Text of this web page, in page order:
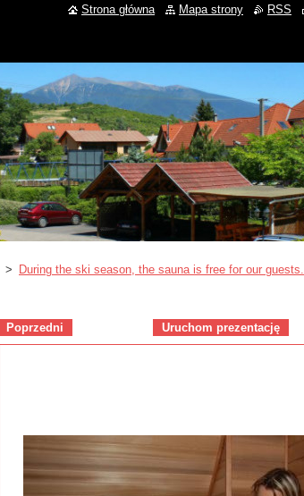
> During the ski season, the sauna is free for our guests.
Poprzedni Uruchom prezentację
Strona główna Mapa strony RSS